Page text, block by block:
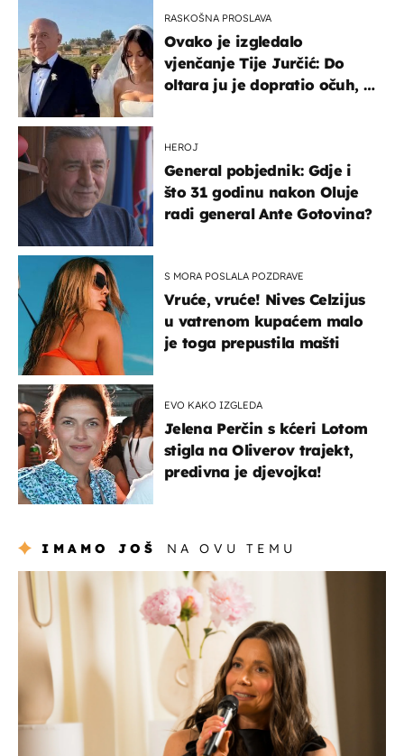
RASKOŠNA PROSLAVA
Ovako je izgledalo
vjenčanje Tije Jurčić: Do
oltara ju je dopratio očuh, a
HEROJ
General pobjednik: Gdje i
što 31 godinu nakon Oluje
radi general Ante Gotovina?
S MORA POSLALA POZDRAVE
Vruće, vruće! Nives Celzijus
u vatrenom kupaćem malo
je toga prepustila mašti
EVO KAKO IZGLEDA
Jelena Perčin s kćeri Lotom
stigla na Oliverov trajekt,
predivna je djevojka!
IMAMO JOŠ NA OVU TEMU
moda & ljepota